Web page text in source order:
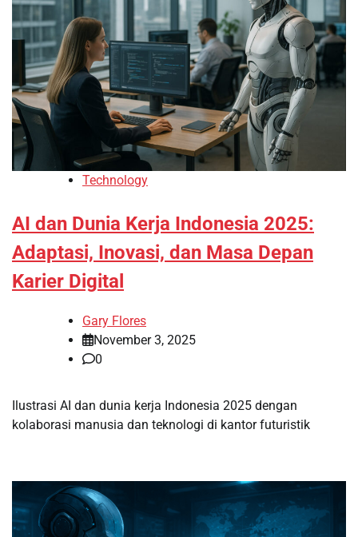
Technology
AI dan Dunia Kerja Indonesia 2025:
Adaptasi, Inovasi, dan Masa Depan
Karier Digital
Gary Flores
November 3, 2025
0
Ilustrasi AI dan dunia kerja Indonesia 2025 dengan
kolaborasi manusia dan teknologi di kantor futuristik